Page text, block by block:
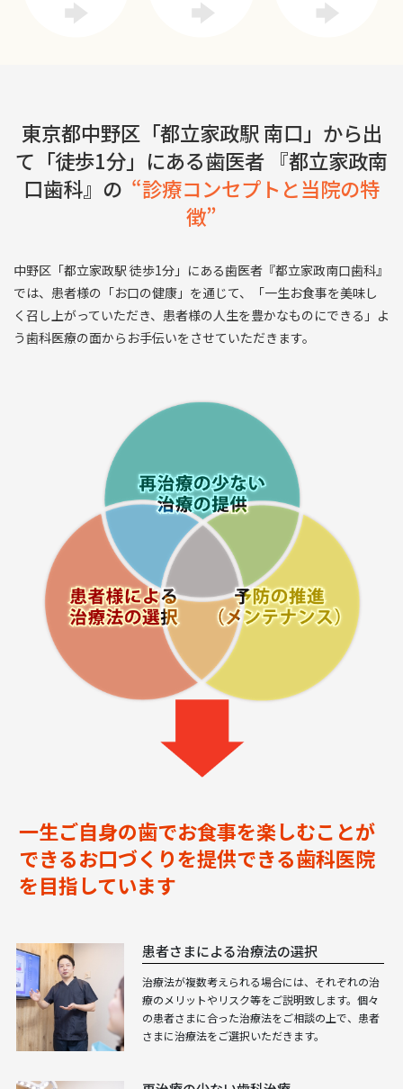
東京都中野区「都立家政駅 南口」から出
て「徒歩1分」にある歯医者 『都立家政南
口歯科』の “診療コンセプトと当院の特
徴”
中野区「都立家政駅 徒歩1分」にある歯医者『都立家政南口歯科』
では、患者様の「お口の健康」を通じて、「一生お食事を美味し
く召し上がっていただき、患者様の人生を豊かなものにできる」よ
う歯科医療の面からお手伝いをさせていただきます。
一生ご自身の歯でお食事を楽しむことが
できるお口づくりを提供できる歯科医院
を目指しています
患者さまによる治療法の選択
治療法が複数考えられる場合には、それぞれの治
療のメリットやリスク等をご説明致します。個々
の患者さまに合った治療法をご相談の上で、患者
さまに治療法をご選択いただきます。